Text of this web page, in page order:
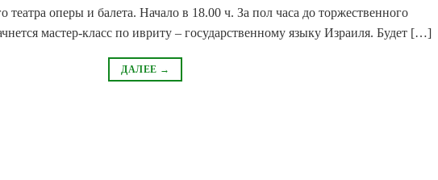
театра оперы и балета. Начало в 18.00 ч. За пол часа до торжественного
мастер-класс по ивриту – государственному языку Израиля. Будет […]
ДАЛЕЕ →